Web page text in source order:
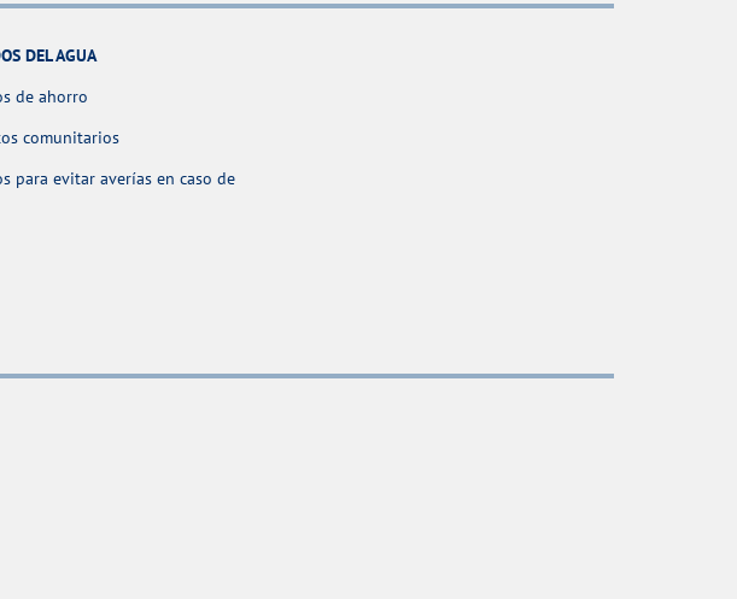
DEL AGUA
de ahorro
comunitarios
para evitar averías en caso de